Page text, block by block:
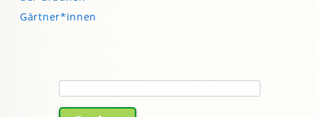
Gärtner*innen
nach: